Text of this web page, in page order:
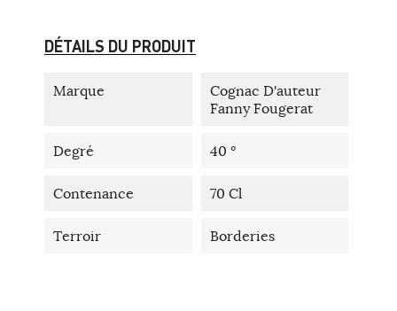
DÉTAILS DU PRODUIT
Marque
Cognac D'auteur
Fanny Fougerat
Degré 40 °
Contenance 70 Cl
Terroir Borderies